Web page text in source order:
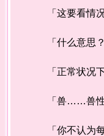
「这要看情况
「什么意思？
「正常状况下
「兽……兽性大
「你不认为每